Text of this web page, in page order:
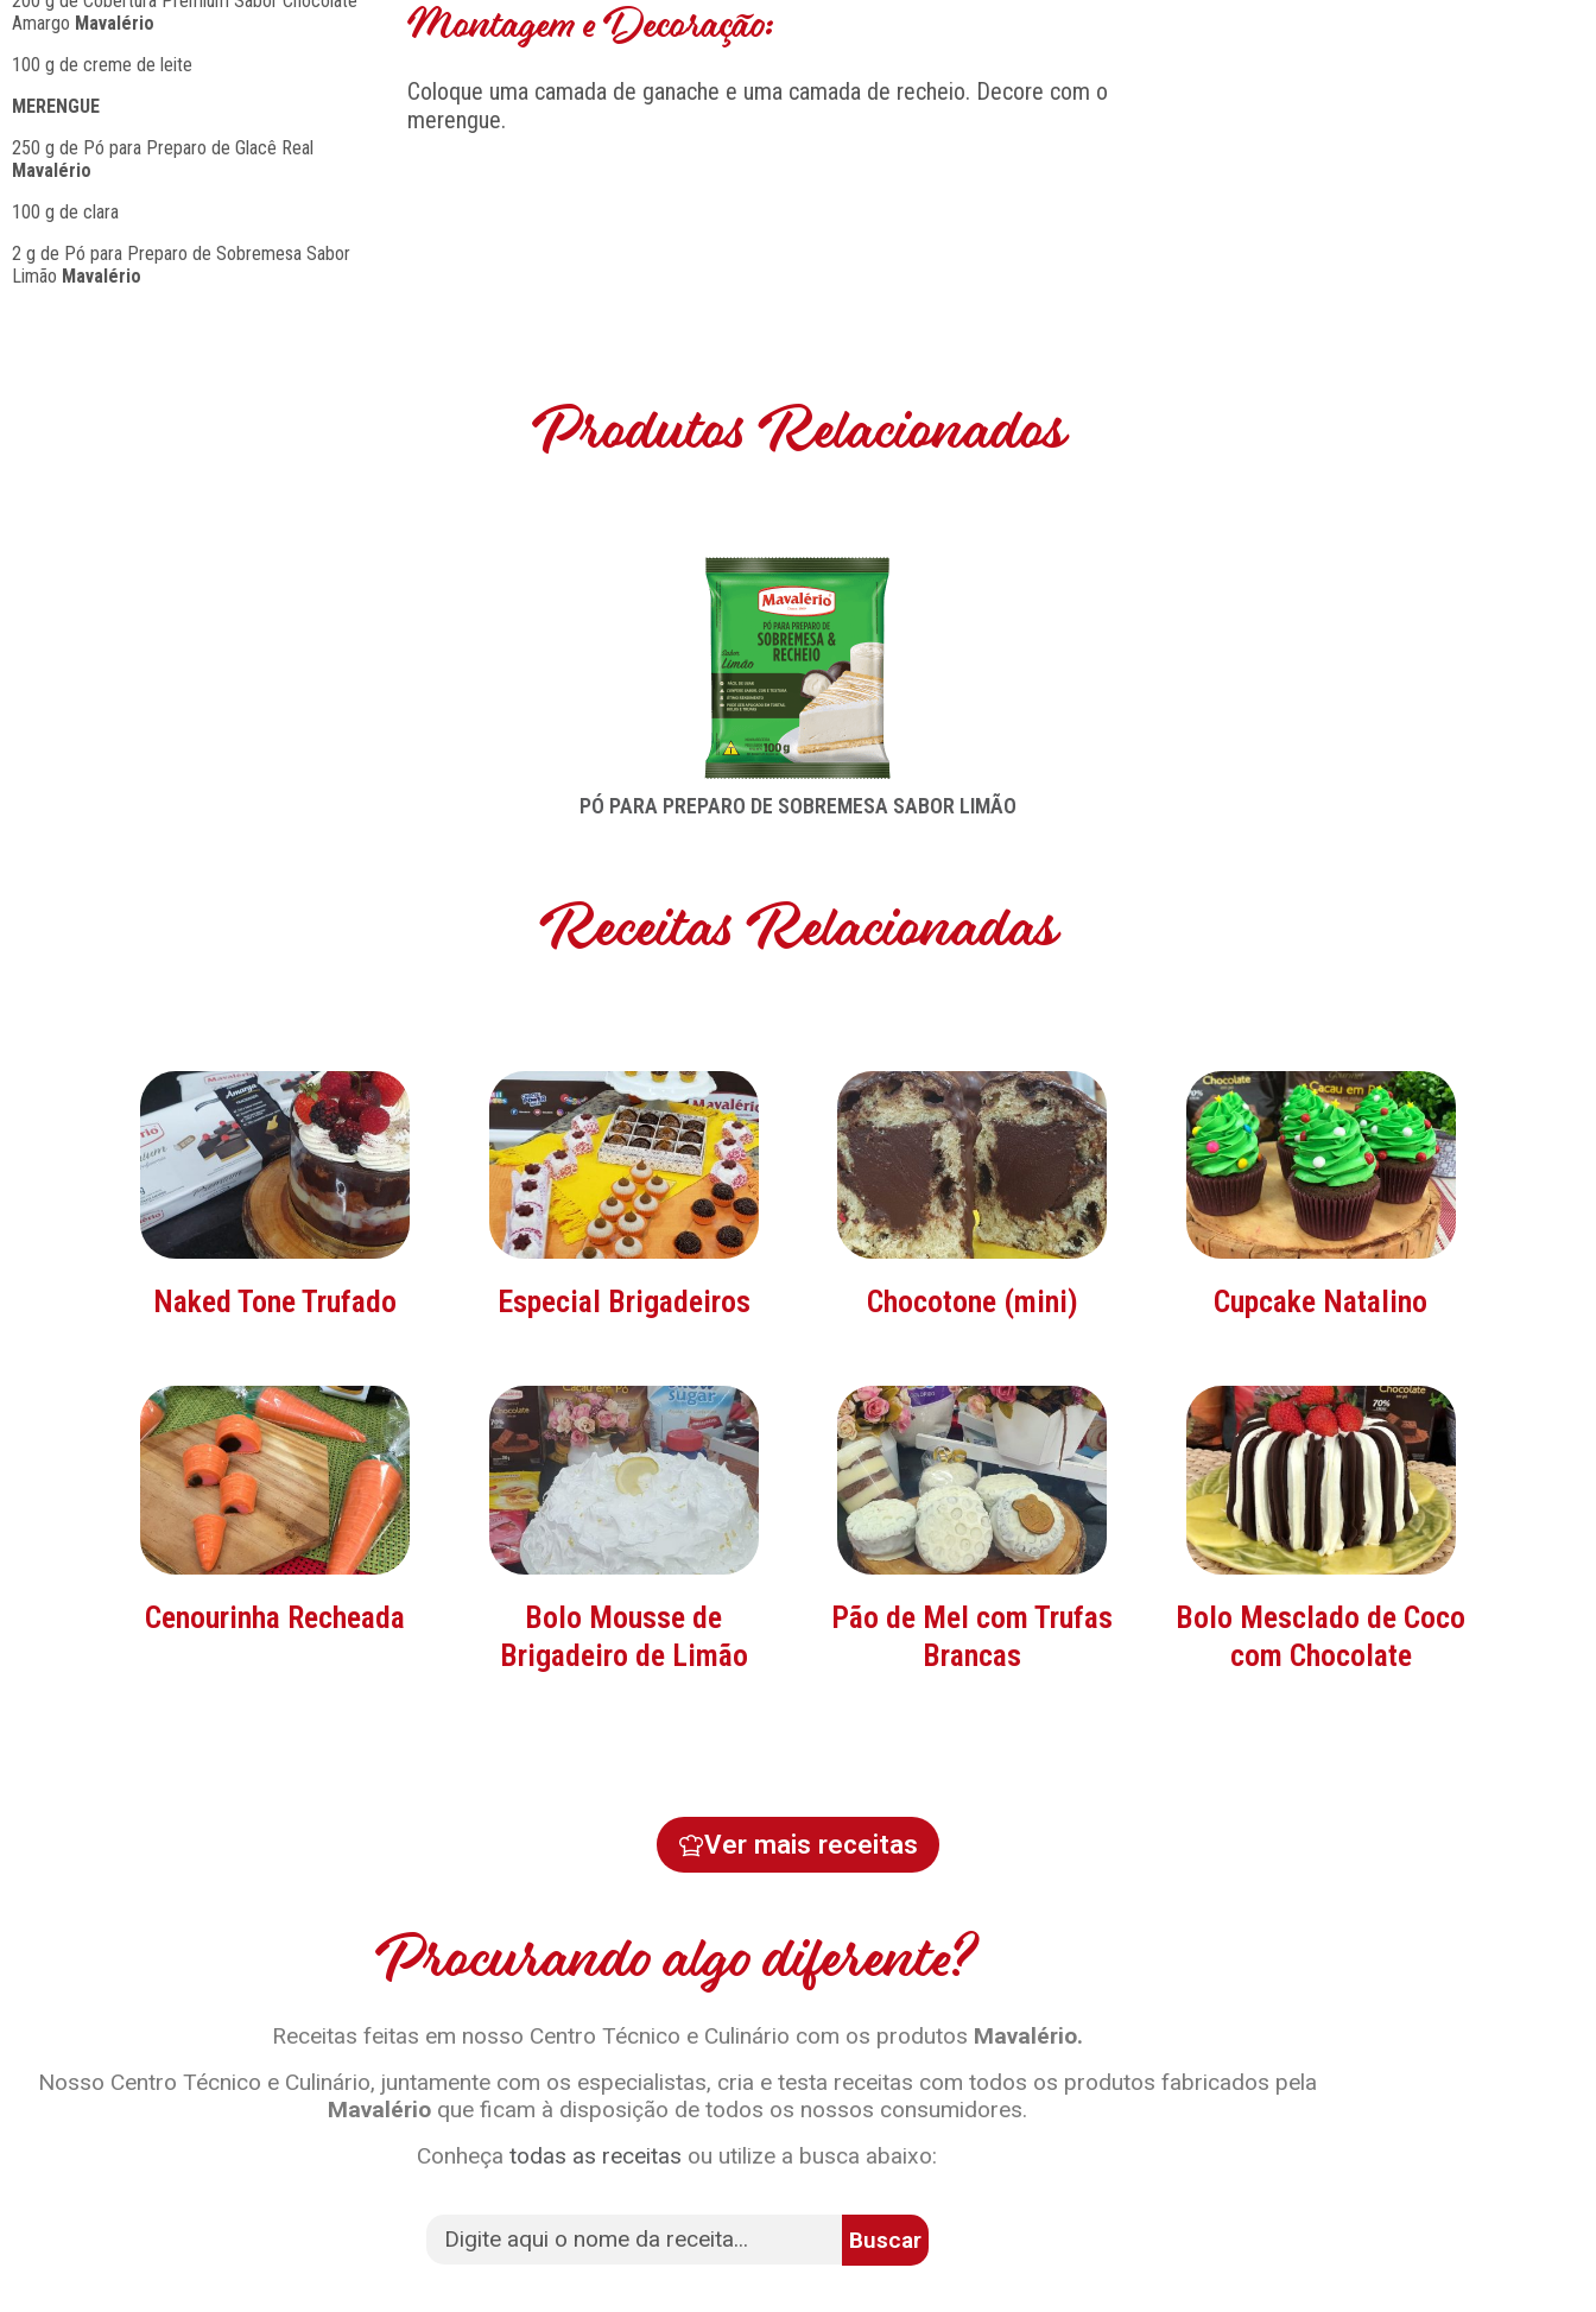
Amargo Mavalério
100 g de creme de leite
MERENGUE
250 g de Pó para Preparo de Glacê Real
Mavalério
100 g de clara
2 g de Pó para Preparo de Sobremesa Sabor
Limão Mavalério
Montagem e Decoração:
Coloque uma camada de ganache e uma camada de recheio. Decore com o
merengue.
Produtos Relacionados
PÓ PARA PREPARO DE SOBREMESA SABOR LIMÃO
Receitas Relacionadas
Naked Tone Trufado Especial Brigadeiros Chocotone (mini) Cupcake Natalino
Cenourinha Recheada
Bolo Mousse de
Brigadeiro de Limão
Pão de Mel com Trufas
Brancas
Bolo Mesclado de Coco
com Chocolate
Ver mais receitas
Procurando algo diferente?
Receitas feitas em nosso Centro Técnico e Culinário com os produtos Mavalério.
Nosso Centro Técnico e Culinário, juntamente com os especialistas, cria e testa receitas com todos os produtos fabricados pela
Mavalérioque ficam à disposição de todos os nossos consumidores.
Conheça todas as receitas ou utilize a busca abaixo:
Buscar